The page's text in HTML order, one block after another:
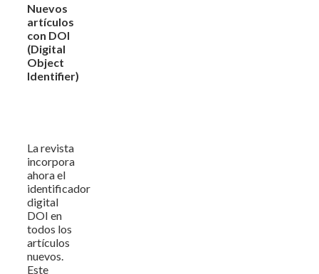
Nuevos
artículos
con DOI
(Digital
Object
Identifier)
La revista
incorpora
ahora el
identificador
digital
DOI en
todos los
artículos
nuevos.
Este